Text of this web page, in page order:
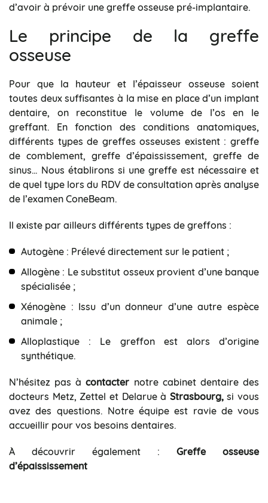
d’avoir à prévoir une greffe osseuse pré-implantaire.
Le principe de la greffe
osseuse
Pour que la hauteur et l’épaisseur osseuse soient
toutes deux suffisantes à la mise en place d’un implant
dentaire, on reconstitue le volume de l’os en le
greffant. En fonction des conditions anatomiques,
différents types de greffes osseuses existent : greffe
de comblement, greffe d’épaississement, greffe de
sinus… Nous établirons si une greffe est nécessaire et
de quel type lors du RDV de consultation après analyse
de l’examen ConeBeam.
Il existe par ailleurs différents types de greffons :
Autogène : Prélevé directement sur le patient ;
Allogène : Le substitut osseux provient d’une banque
spécialisée ;
Xénogène : Issu d’un donneur d’une autre espèce
animale ;
Alloplastique : Le greffon est alors d’origine
synthétique.
N’hésitez pas àcontacter notre cabinet dentaire des
docteurs Metz, Zettel et Delarue à Strasbourg,si vous
avez des questions. Notre équipe est ravie de vous
accueillir pour vos besoins dentaires.
À découvrir également : Greffe osseuse
d’épaississement